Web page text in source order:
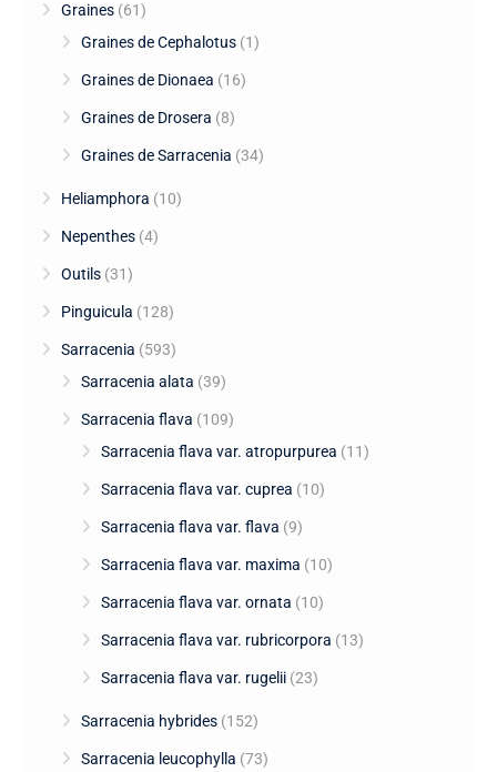
Graines (61)
Graines de Cephalotus (1)
Graines de Dionaea (16)
Graines de Drosera (8)
Graines de Sarracenia (34)
Heliamphora (10)
Nepenthes (4)
Outils (31)
Pinguicula (128)
Sarracenia (593)
Sarracenia alata (39)
Sarracenia flava (109)
Sarracenia flava var. atropurpurea (11)
Sarracenia flava var. cuprea (10)
Sarracenia flava var. flava (9)
Sarracenia flava var. maxima (10)
Sarracenia flava var. ornata (10)
Sarracenia flava var. rubricorpora (13)
Sarracenia flava var. rugelii (23)
Sarracenia hybrides (152)
Sarracenia leucophylla (73)